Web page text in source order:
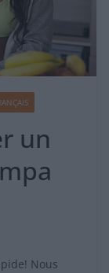
un
Nous